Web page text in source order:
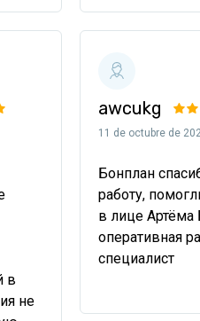
в
не
awcukg
11 de octubre de
Бонплан
работу,
в лице Артёма
оперативная
специалист